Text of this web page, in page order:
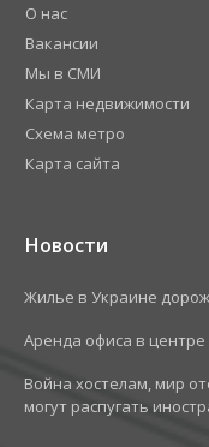
О нас
Вакансии
Мы в СМИ
Карта недвижимости
Схема метро
Карта сайта
Новости
Жилье в Украине
​Аренда офиса в
Война хостелам, мир
могут распугать